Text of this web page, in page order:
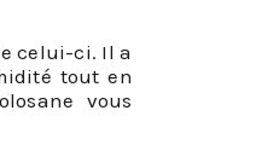
celui-ci. Il a
tout en
vous